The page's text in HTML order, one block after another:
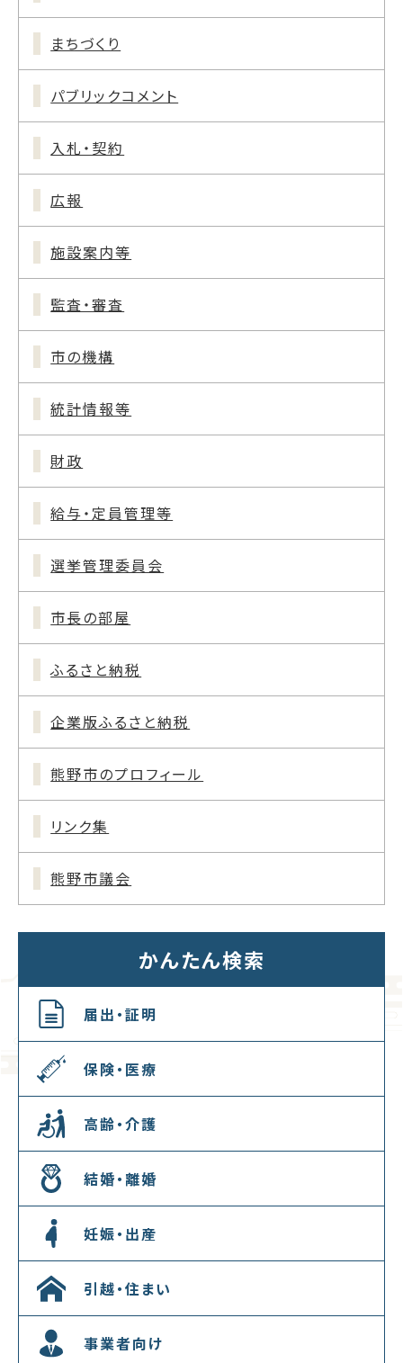
まちづくり
パブリックコメント
入札・契約
広報
施設案内等
監査・審査
市の機構
統計情報等
財政
給与・定員管理等
選挙管理委員会
市長の部屋
ふるさと納税
企業版ふるさと納税
熊野市のプロフィール
リンク集
熊野市議会
かんたん検索
届出・証明
保険・医療
高齢・介護
結婚・離婚
妊娠・出産
引越・住まい
事業者向け